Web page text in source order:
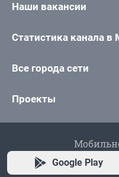
Наши вакансии
Статистика канала в
Все города сети
Проекты
Google Play